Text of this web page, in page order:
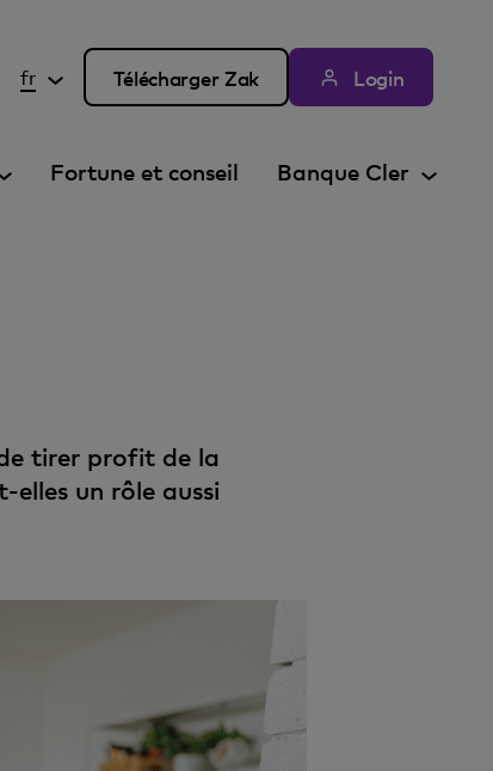
fr Télécharger Zak Login
Fortune et conseil Banque Cler
tirer profit de la
elles un rôle aussi